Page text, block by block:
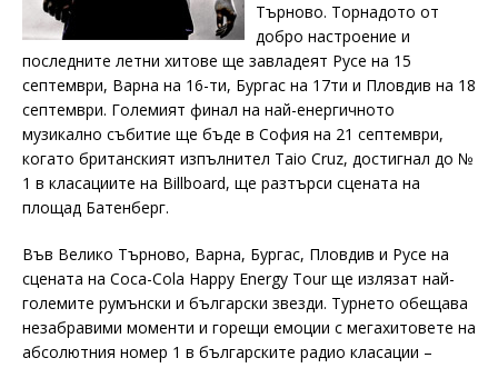
Търново. Торнадото от
добро настроение и
последните летни хитове ще завладеят Русе на 15
септември, Варна на 16-ти, Бургас на 17ти и Пловдив на 18
септември. Големият финал на най-енергичното
музикално събитие ще бъде в София на 21 септември,
когато британският изпълнител Taio Cruz, достигнал до №
1 в класациите на Billboard, ще разтърси сцената на
площад Батенберг.
Във Велико Търново, Варна, Бургас, Пловдив и Русе на
сцената на Coca-Cola Happy Energy Tour ще излязат най-
големите румънски и български звезди. Турнето обещава
незабравими моменти и горещи емоции с мегахитовете на
абсолютния номер 1 в българските радио класации –